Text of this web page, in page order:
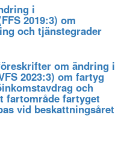
i
2019:3) om
och tjänstegrader
om ändring i
2023:3) om fartyg
och
fartområde fartyget
vid beskattningsåret